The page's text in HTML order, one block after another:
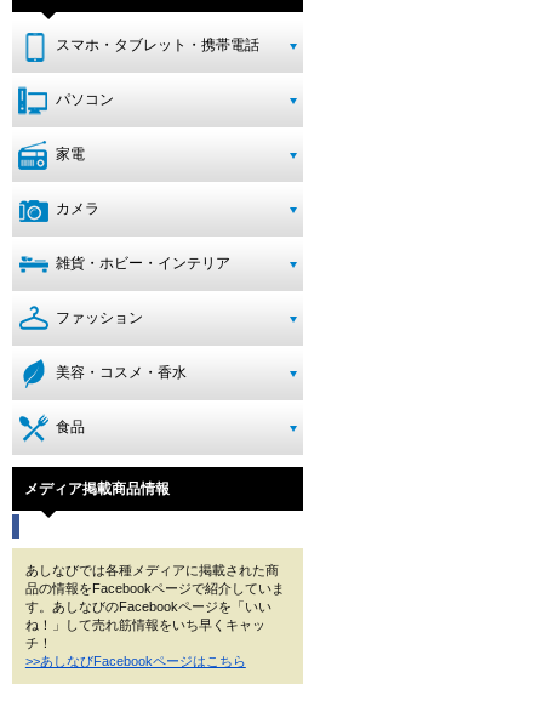
スマホ・タブレット・携帯電話
パソコン
家電
カメラ
雑貨・ホビー・インテリア
ファッション
美容・コスメ・香水
食品
メディア掲載商品情報
あしなびでは各種メディアに掲載された商
品の情報をFacebookページで紹介していま
す。あしなびのFacebookページを「いい
ね！」して売れ筋情報をいち早くキャッ
チ！
>>あしなびFacebookページはこちら